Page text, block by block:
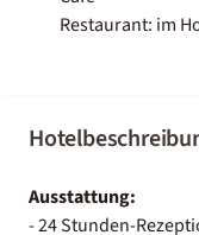
Restaurant: im
Ausstattung:
- 24 Stunden-